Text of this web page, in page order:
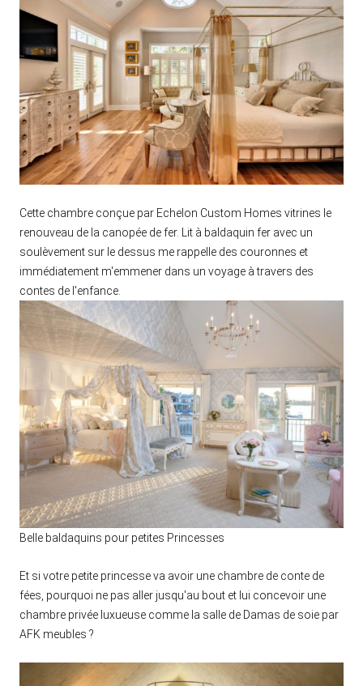
Cette chambre conçue par Echelon Custom Homes vitrines le
renouveau de la canopée de fer. Lit à baldaquin fer avec un
soulèvement sur le dessus me rappelle des couronnes et
immédiatement m'emmener dans un voyage à travers des
contes de l'enfance.
Belle baldaquins pour petites Princesses
Et si votre petite princesse va avoir une chambre de conte de
fées, pourquoi ne pas aller jusqu'au bout et lui concevoir une
chambre privée luxueuse comme la salle de Damas de soie par
AFK meubles ?